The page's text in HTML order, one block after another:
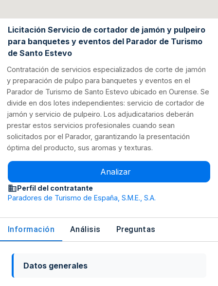
Licitación Servicio de cortador de jamón y pulpeiro
para banquetes y eventos del Parador de Turismo
de Santo Estevo
Contratación de servicios especializados de corte de jamón
y preparación de pulpo para banquetes y eventos en el
Parador de Turismo de Santo Estevo ubicado en Ourense. Se
divide en dos lotes independientes: servicio de cortador de
jamón y servicio de pulpeiro. Los adjudicatarios deberán
prestar estos servicios profesionales cuando sean
solicitados por el Parador, garantizando la presentación
óptima del producto, sus aromas y texturas.
Analizar
Perfil del contratante
Paradores de Turismo de España, S.M.E., S.A.
Información Análisis Preguntas
Datos generales